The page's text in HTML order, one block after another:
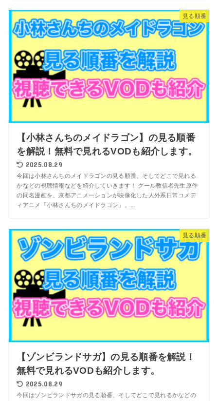
見る順番
【小林さんちのメイドラゴン】の見る順番
を解説！無料で見れるVODも紹介します。
2025.08.29
今回は小林さんちのメイドラゴンの見る順番、そしてどこで見れる
かなどの視聴情報などを紹介していきます！ クール教信者先生原作
の同名漫画を、京都アニメーションが映像化した人外系日常コメデ
ィアニメ「小林さんちのメイドラゴン」。...
見る順番
【ゾンビランドサガ】の見る順番を解説！
無料で見れるVODも紹介します。
2025.08.29
今回はゾンビランドサガの見る順番、そしてどこで見れるかなどの